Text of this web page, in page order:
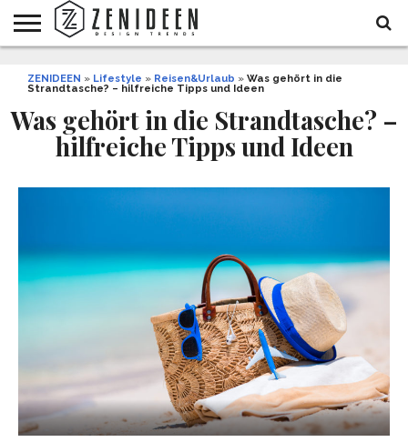
INNENDESIGN
ARCHITEKTUR
GARTEN
UND
LIFESTYLE
DEKO
&
DIY
STYLE
REZEPTE
GESUNDHEIT
WEIHNACHTEN
ZENIDEEN » Lifestyle » Reisen&Urlaub » Was gehört in die
Strandtasche? – hilfreiche Tipps und Ideen
Was gehört in die Strandtasche? –
hilfreiche Tipps und Ideen